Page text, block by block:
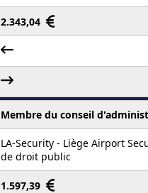
2.343,04
Membre du conseil
LA-Security - Liège Airport
de droit public
1.597,39